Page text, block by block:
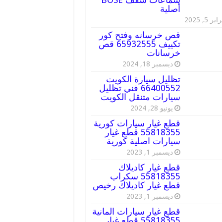
أصلية
5, 2025
قص خرسانه وفتح كور
تكييف 65932555 قص
خرسانات
ديسمبر 18, 2024
تظليل سيارة الكويت
66400552 فني تظليل
سيارات متنقل الكويت
يونيو 28, 2024
قطع غيار سيارات كورية
55818355 قطع غيار
سيارات اصلية كورية
ديسمبر 1, 2023
قطع غيار كاديلاك
55818355 سكراب
قطع غيار كاديلاك رخيص
ديسمبر 1, 2023
قطع غيار سيارات المانية